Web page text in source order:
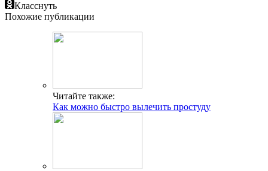
Класснуть
Похожие публикации
Читайте также:
Как можно быстро вылечить простуду